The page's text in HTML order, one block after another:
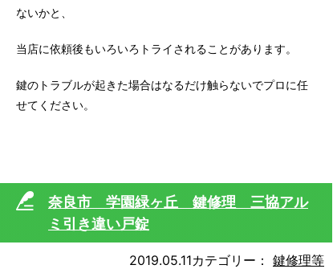
ないかと、
当店に依頼後もいろいろトライされることがあります。
鍵のトラブルが起きた場合はなるだけ触らないでプロに任
せてください。
奈良市 学園緑ヶ丘 鍵修理 三協アル
ミ引き違い戸錠
2019.05.11カテゴリー： 鍵修理等